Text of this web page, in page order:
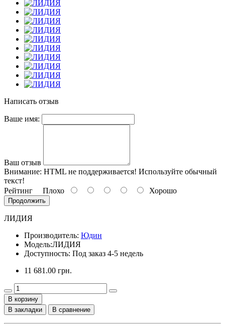
Написать отзыв
Ваше имя:
Ваш отзыв
Внимание: HTML не поддерживается! Используйте обычный
текст!
Рейтинг Плохо Хорошо
Продолжить
ЛИДИЯ
Производитель: Юдин
Модель:ЛИДИЯ
Доступность: Под заказ 4-5 недель
11 681.00 грн.
В корзину
В закладки
В сравнение